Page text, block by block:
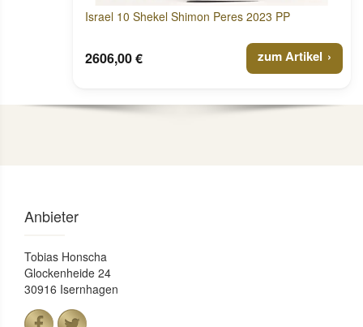
Israel 10 Shekel Shimon Peres 2023 PP
2606,00 € zum Artikel
Anbieter
Tobias Honscha
Glockenheide 24
30916 Isernhagen